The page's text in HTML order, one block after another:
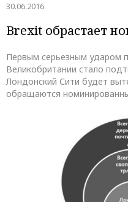
30.06.2016
Brexit обрастает
Первым серьезным ударом
Великобритании стало
Лондонский Сити будет
обращаются